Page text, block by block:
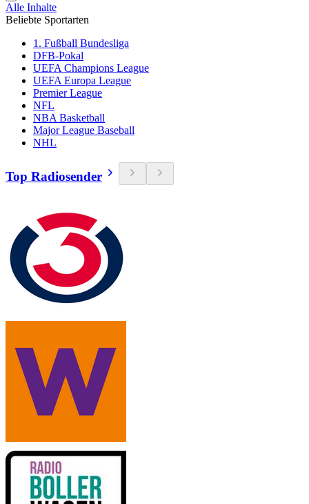
Alle Inhalte
Beliebte Sportarten
1. Fußball Bundesliga
DFB-Pokal
UEFA Champions League
UEFA Europa League
Premier League
NFL
NBA Basketball
Major League Baseball
NHL
Top Radiosender